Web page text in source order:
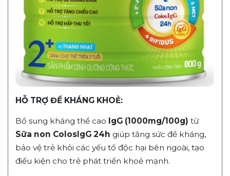
HỖ TRỢ ĐỀ KHÁNG KHOẺ:
Bổ sung kháng thể cao IgG (1000mg/100g) từ
Sữa non ColosIgG 24h giúp tăng sức đề kháng,
bảo vệ trẻ khỏi các yếu tố độc hại bên ngoài, tạo
điều kiện cho trẻ phát triển khoẻ mạnh.